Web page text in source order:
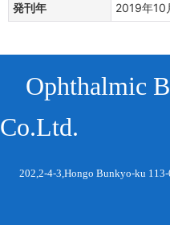
発刊年
2019年10
Ophthalmic
Co.Ltd.
202,2-4-3,Hongo Bunkyo-ku